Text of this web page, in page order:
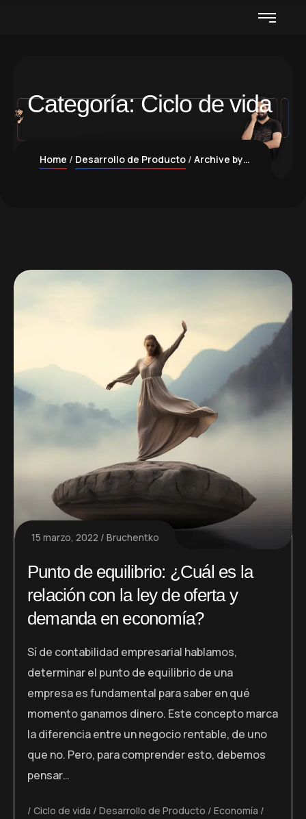
Categoría:Ciclo de vida
Home Desarrollo de Producto Archive by Category "Ciclo de vida"
15 marzo, 2022 Bruchentko
Punto de equilibrio: ¿Cuál es la
relación con la ley de oferta y
demanda en economía?
Sí de contabilidad empresarial hablamos,
determinar el punto de equilibrio de una
empresa es fundamental para saber en qué
momento ganamos dinero. Este concepto marca
la diferencia entre un negocio rentable, de uno
que no. Pero, para comprender esto, debemos
pensar…
Ciclo de vida Desarrollo de Producto
Economía